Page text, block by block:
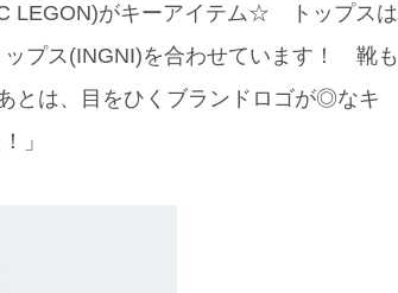
LEGON)がキーアイテム☆ トップスは
プス(INGNI)を合わせています！ 靴も
とは、目をひくブランドロゴが◎なキ
」